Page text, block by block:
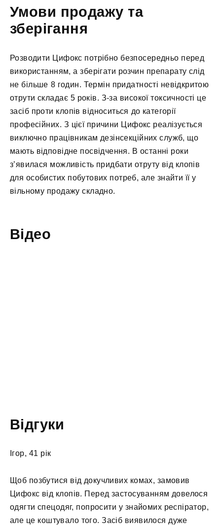
Умови продажу та
зберігання
Розводити Цифокс потрібно безпосередньо перед
використанням, а зберігати розчин препарату слід
не більше 8 годин. Термін придатності невідкритою
отрути складає 5 років. З-за високої токсичності це
засіб проти клопів відноситься до категорії
професійних. З цієї причини Цифокс реалізується
виключно працівникам дезінсекційних служб, що
мають відповідне посвідчення. В останні роки
з’явилася можливість придбати отруту від клопів
для особистих побутових потреб, але знайти її у
вільному продажу складно.
Відео
Відгуки
Ігор, 41 рік
Щоб позбутися від докучливих комах, замовив
Цифокс від клопів. Перед застосуванням довелося
одягти спецодяг, попросити у знайомих респіратор,
але це коштувало того. Засіб виявилося дуже